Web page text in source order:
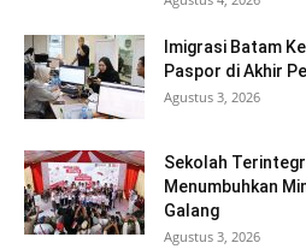
Imigrasi Batam
Paspor di Akhir
Agustus 3, 2026
Sekolah
Menumbuhkan
Galang
Agustus 3, 2026